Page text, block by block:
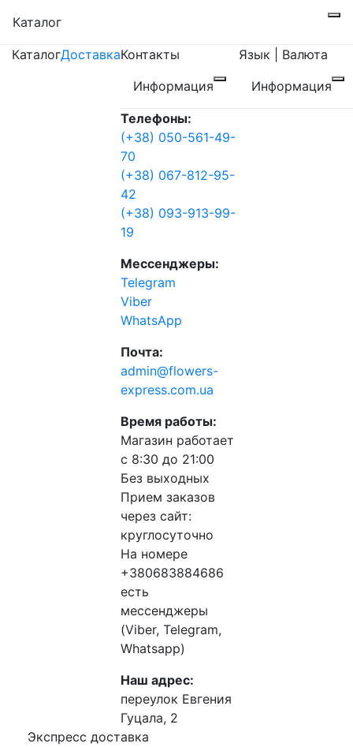
Каталог
КаталогДоставкаКонтакты
Информация
Телефоны:
(+38) 050-561-49-
70
(+38) 067-812-95-
42
(+38) 093-913-99-
19
Мессенджеры:
Telegram
Viber
WhatsApp
Почта:
admin@flowers-
express.com.ua
Время работы:
Магазин работает
с 8:30 до 21:00
Без выходных
Прием заказов
через сайт:
круглосуточно
На номере
+380683884686
есть
мессенджеры
(Viber, Telegram,
Whatsapp)
Наш адрес:
переулок Евгения
Гуцала, 2
Язык | Валюта
Информация
Экспресс доставка